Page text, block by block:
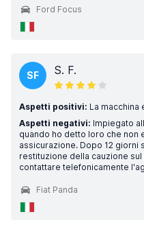
Ford Focus
SF S. F.
Aspetti positivi: La macchina
Aspetti negativi: Impiegato
quando ho detto loro che non
assicurazione. Dopo 12 giorni
restituzione della cauzione
contattare telefonicamente
Fiat Panda